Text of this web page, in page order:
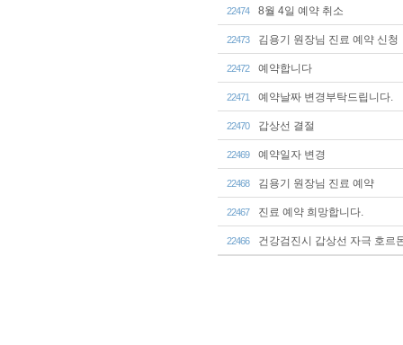
22474 8월 4일 예약 취소
22473 김용기 원장님 진료 예약 신청
22472 예약합니다
22471 예약날짜 변경부탁드립니다.
22470 갑상선 결절
22469 예약일자 변경
22468 김용기 원장님 진료 예약
22467 진료 예약 희망합니다.
22466 건강검진시 갑상선 자극 호르